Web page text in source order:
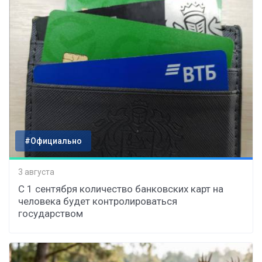
#Официально
3 августа
С 1 сентября количество банковских карт на
человека будет контролироваться
государством